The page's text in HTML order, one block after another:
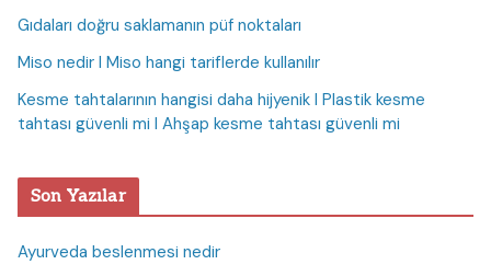
Gıdaları doğru saklamanın püf noktaları
Miso nedir I Miso hangi tariflerde kullanılır
Kesme tahtalarının hangisi daha hijyenik I Plastik kesme
tahtası güvenli mi I Ahşap kesme tahtası güvenli mi
Son Yazılar
Ayurveda beslenmesi nedir